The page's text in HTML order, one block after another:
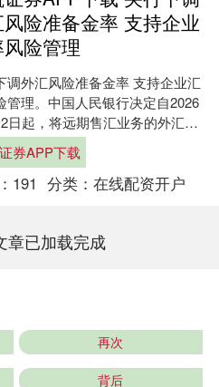
险准备金率 支持企业
险管理
调外汇风险准备金率 支持企业汇
管理。中国人民银行决定自2026
日起，将远期售汇业务的外汇风
金率从20%下调至0。此举旨在促
市场发....
券APP下载
191 分类： 在线配资开户
章已加载完成
再次
背后